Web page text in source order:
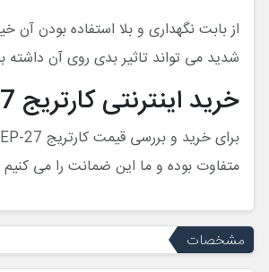
شدید می تواند تاثیر بدی روی آن داشته
خرید اینترنتی کارتریج Canon EP-27
متفاوت بوده و ما این ضمانت را می
مشخصات